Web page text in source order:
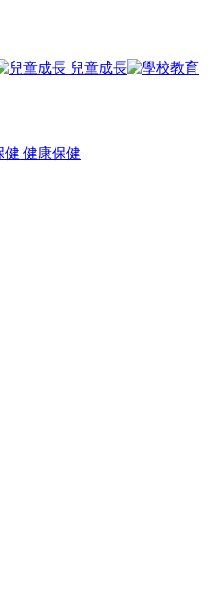
兒童成長
健康保健